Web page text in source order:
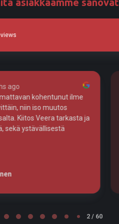
ago
kuin junan vessa!
2 / 60